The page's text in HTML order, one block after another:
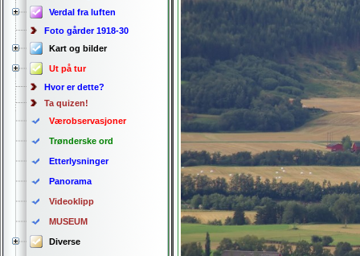
Verdal fra luften
Foto gårder 1918-30
Kart og bilder
Ut på tur
Hvor er dette?
Ta quizen!
Værobservasjoner
Trønderske ord
Etterlysninger
Panorama
Videoklipp
MUSEUM
Diverse